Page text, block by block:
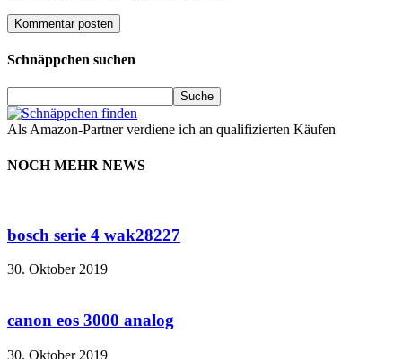
Schnäppchen suchen
Als Amazon-Partner verdiene ich an qualifizierten Käufen
NOCH MEHR NEWS
bosch serie 4 wak28227
30. Oktober 2019
canon eos 3000 analog
30. Oktober 2019